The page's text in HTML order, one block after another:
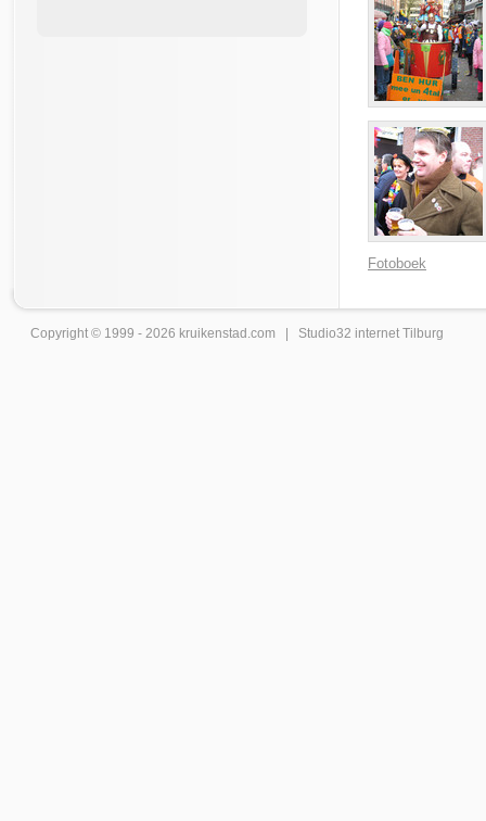
Fotoboek
Copyright © 1999 - 2026 kruikenstad .com | Studio32 internet Tilburg